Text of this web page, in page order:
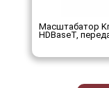
Масштабатор
HDBaseT,